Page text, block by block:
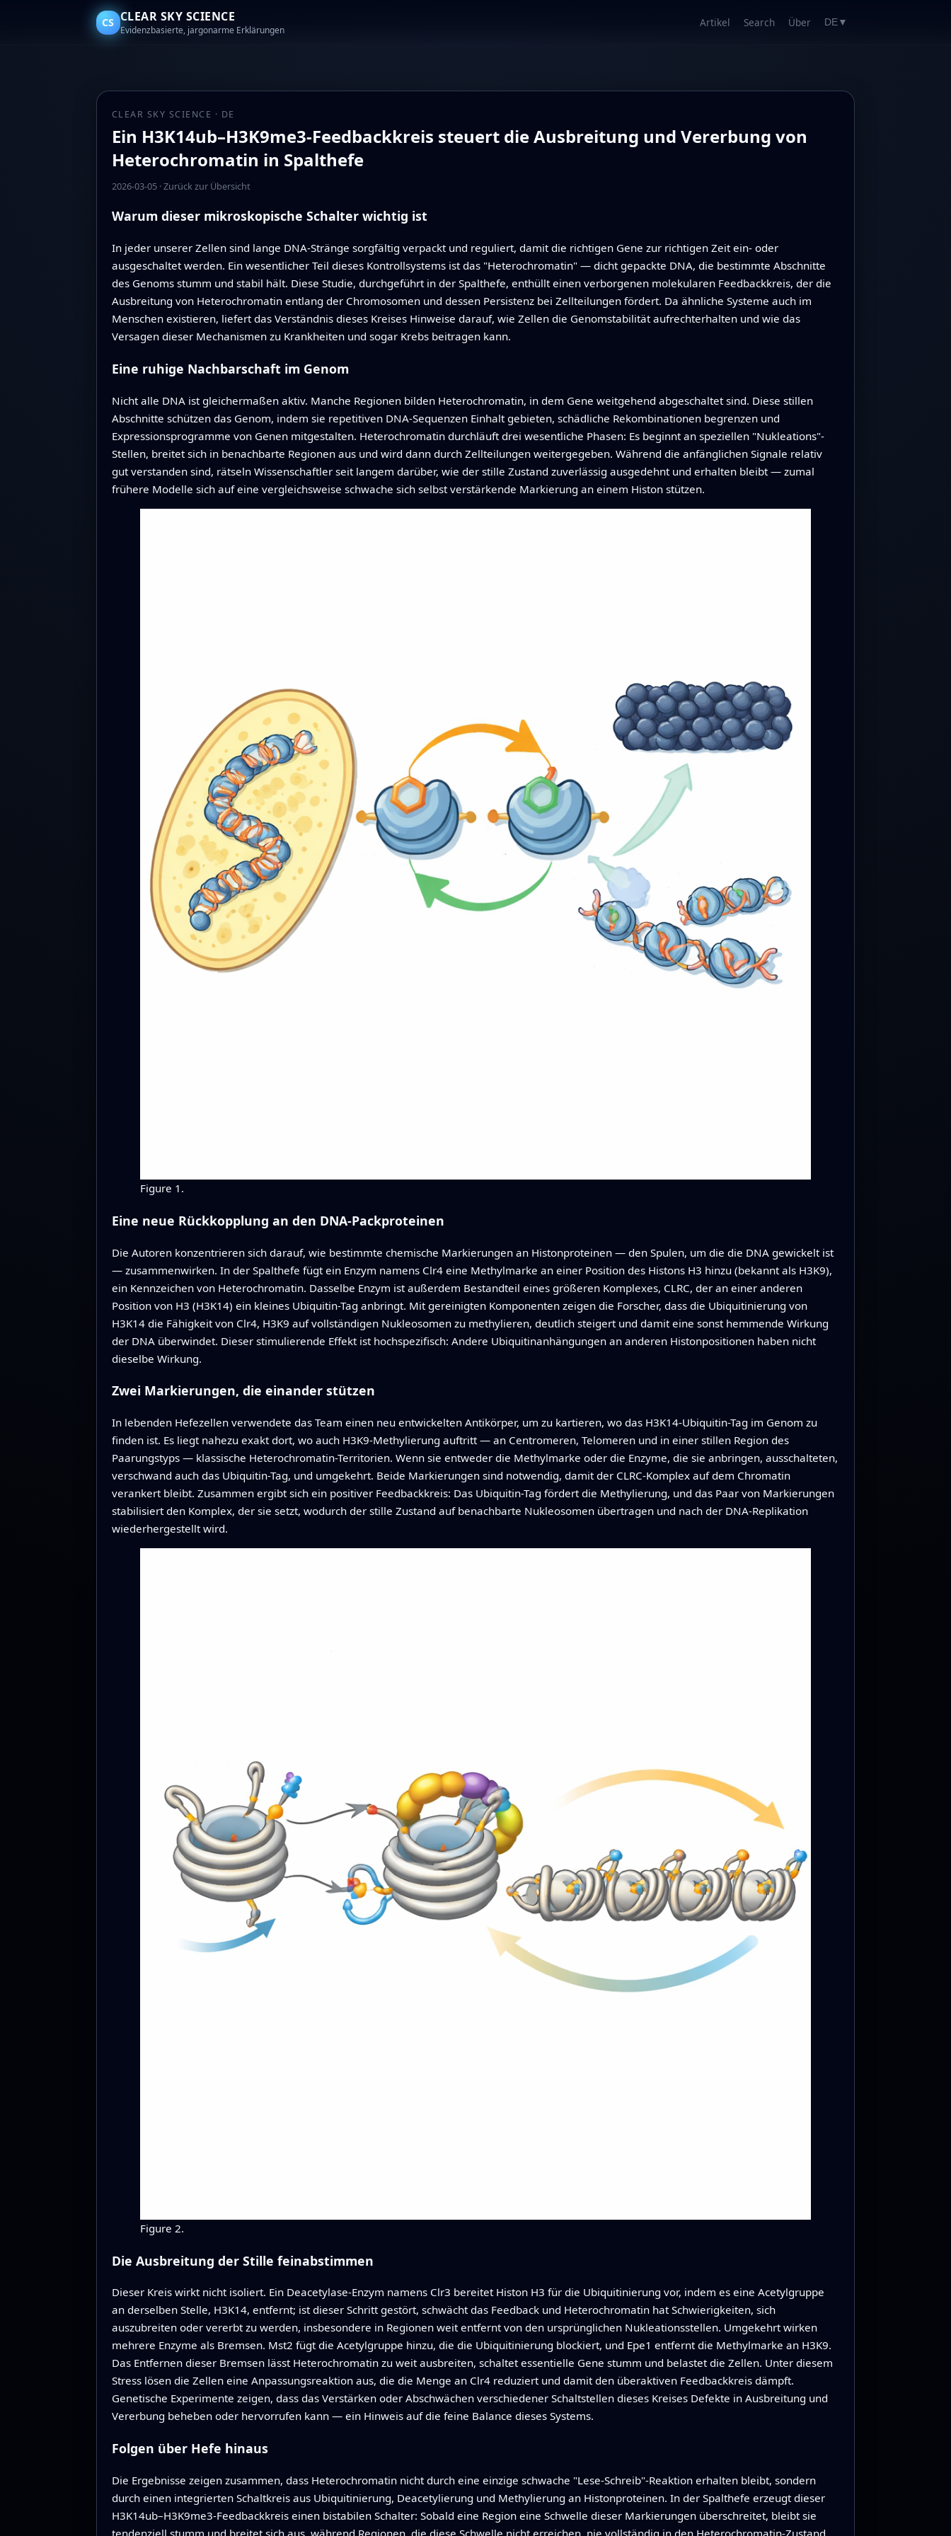
CS CLEAR SKY SCIENCE
Evidenzbasierte, jargonarme Erklärungen
Artikel Search Über DE ▼
CLEAR SKY SCIENCE · DE
Ein H3K14ub–H3K9me3-Feedbackkreis steuert die Ausbreitung und Vererbung von
Heterochromatin in Spalthefe
2026-03-05·Zurück zur Übersicht
Warum dieser mikroskopische Schalter wichtig ist
In jeder unserer Zellen sind lange DNA-Stränge sorgfältig verpackt und reguliert, damit die richtigen Gene zur richtigen Zeit ein- oder
ausgeschaltet werden. Ein wesentlicher Teil dieses Kontrollsystems ist das "Heterochromatin" — dicht gepackte DNA, die bestimmte Abschnitte
des Genoms stumm und stabil hält. Diese Studie, durchgeführt in der Spalthefe, enthüllt einen verborgenen molekularen Feedbackkreis, der die
Ausbreitung von Heterochromatin entlang der Chromosomen und dessen Persistenz bei Zellteilungen fördert. Da ähnliche Systeme auch im
Menschen existieren, liefert das Verständnis dieses Kreises Hinweise darauf, wie Zellen die Genomstabilität aufrechterhalten und wie das
Versagen dieser Mechanismen zu Krankheiten und sogar Krebs beitragen kann.
Eine ruhige Nachbarschaft im Genom
Nicht alle DNA ist gleichermaßen aktiv. Manche Regionen bilden Heterochromatin, in dem Gene weitgehend abgeschaltet sind. Diese stillen
Abschnitte schützen das Genom, indem sie repetitiven DNA-Sequenzen Einhalt gebieten, schädliche Rekombinationen begrenzen und
Expressionsprogramme von Genen mitgestalten. Heterochromatin durchläuft drei wesentliche Phasen: Es beginnt an speziellen "Nukleations"-
Stellen, breitet sich in benachbarte Regionen aus und wird dann durch Zellteilungen weitergegeben. Während die anfänglichen Signale relativ
gut verstanden sind, rätseln Wissenschaftler seit langem darüber, wie der stille Zustand zuverlässig ausgedehnt und erhalten bleibt — zumal
frühere Modelle sich auf eine vergleichsweise schwache sich selbst verstärkende Markierung an einem Histon stützen.
Figure 1.
Eine neue Rückkopplung an den DNA-Packproteinen
Die Autoren konzentrieren sich darauf, wie bestimmte chemische Markierungen an Histonproteinen — den Spulen, um die die DNA gewickelt ist
— zusammenwirken. In der Spalthefe fügt ein Enzym namens Clr4 eine Methylmarke an einer Position des Histons H3 hinzu (bekannt als H3K9),
ein Kennzeichen von Heterochromatin. Dasselbe Enzym ist außerdem Bestandteil eines größeren Komplexes, CLRC, der an einer anderen
Position von H3 (H3K14) ein kleines Ubiquitin-Tag anbringt. Mit gereinigten Komponenten zeigen die Forscher, dass die Ubiquitinierung von
H3K14 die Fähigkeit von Clr4, H3K9 auf vollständigen Nukleosomen zu methylieren, deutlich steigert und damit eine sonst hemmende Wirkung
der DNA überwindet. Dieser stimulierende Effekt ist hochspezifisch: Andere Ubiquitinanhängungen an anderen Histonpositionen haben nicht
dieselbe Wirkung.
Zwei Markierungen, die einander stützen
In lebenden Hefezellen verwendete das Team einen neu entwickelten Antikörper, um zu kartieren, wo das H3K14-Ubiquitin-Tag im Genom zu
finden ist. Es liegt nahezu exakt dort, wo auch H3K9-Methylierung auftritt — an Centromeren, Telomeren und in einer stillen Region des
Paarungstyps — klassische Heterochromatin-Territorien. Wenn sie entweder die Methylmarke oder die Enzyme, die sie anbringen, ausschalteten,
verschwand auch das Ubiquitin-Tag, und umgekehrt. Beide Markierungen sind notwendig, damit der CLRC-Komplex auf dem Chromatin
verankert bleibt. Zusammen ergibt sich ein positiver Feedbackkreis: Das Ubiquitin-Tag fördert die Methylierung, und das Paar von Markierungen
stabilisiert den Komplex, der sie setzt, wodurch der stille Zustand auf benachbarte Nukleosomen übertragen und nach der DNA-Replikation
wiederhergestellt wird.
Figure 2.
Die Ausbreitung der Stille feinabstimmen
Dieser Kreis wirkt nicht isoliert. Ein Deacetylase-Enzym namens Clr3 bereitet Histon H3 für die Ubiquitinierung vor, indem es eine Acetylgruppe
an derselben Stelle, H3K14, entfernt; ist dieser Schritt gestört, schwächt das Feedback und Heterochromatin hat Schwierigkeiten, sich
auszubreiten oder vererbt zu werden, insbesondere in Regionen weit entfernt von den ursprünglichen Nukleationsstellen. Umgekehrt wirken
mehrere Enzyme als Bremsen. Mst2 fügt die Acetylgruppe hinzu, die die Ubiquitinierung blockiert, und Epe1 entfernt die Methylmarke an H3K9.
Das Entfernen dieser Bremsen lässt Heterochromatin zu weit ausbreiten, schaltet essentielle Gene stumm und belastet die Zellen. Unter diesem
Stress lösen die Zellen eine Anpassungsreaktion aus, die die Menge an Clr4 reduziert und damit den überaktiven Feedbackkreis dämpft.
Genetische Experimente zeigen, dass das Verstärken oder Abschwächen verschiedener Schaltstellen dieses Kreises Defekte in Ausbreitung und
Vererbung beheben oder hervorrufen kann — ein Hinweis auf die feine Balance dieses Systems.
Folgen über Hefe hinaus
Die Ergebnisse zeigen zusammen, dass Heterochromatin nicht durch eine einzige schwache "Lese-Schreib"-Reaktion erhalten bleibt, sondern
durch einen integrierten Schaltkreis aus Ubiquitinierung, Deacetylierung und Methylierung an Histonproteinen. In der Spalthefe erzeugt dieser
H3K14ub–H3K9me3-Feedbackkreis einen bistabilen Schalter: Sobald eine Region eine Schwelle dieser Markierungen überschreitet, bleibt sie
tendenziell stumm und breitet sich aus, während Regionen, die diese Schwelle nicht erreichen, nie vollständig in den Heterochromatin-Zustand